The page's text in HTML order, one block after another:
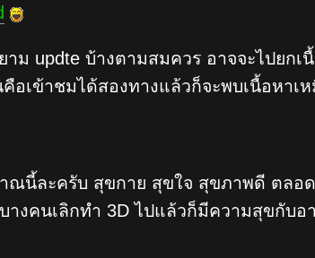
ม updte บ้างตามสมควร อาจจะไปยกเ
คือเข้าชมได้สองทางแล้วก็จะพบเนื้อหา
ณนี้ละครับ สุขกาย สุขใจ สุขภาพดี ตลอ
างคนเลิกทำ 3D ไปแล้วก็มีความสุขกับอ